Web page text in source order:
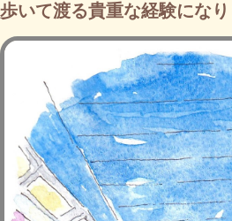
歩いて渡る貴重な経験になり